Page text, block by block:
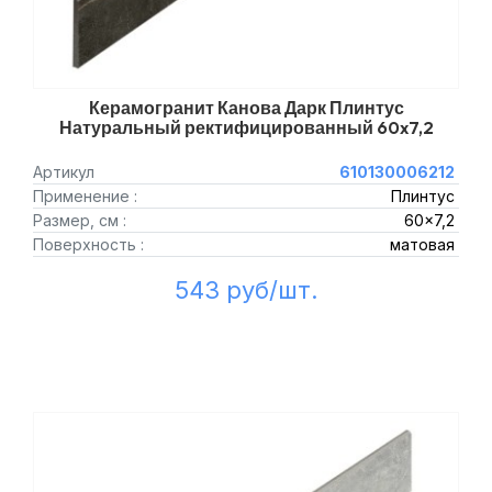
Керамогранит Канова Дарк Плинтус
Натуральный ректифицированный 60x7,2
Артикул
610130006212
Применение :
Плинтус
Размер, см :
60x7,2
Поверхность :
матовая
543 руб/шт.